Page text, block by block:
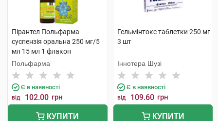
Пірантел Польфарма
суспензія оральна 250 мг/5
мл 15 мл 1 флакон
Польфарма
Є в наявності
від 102.00 грн
КУПИТИ
Гельмінтокс таблетки 250 мг
3 шт
Іннотера Шузі
Є в наявності
від 109.60 грн
КУПИТИ